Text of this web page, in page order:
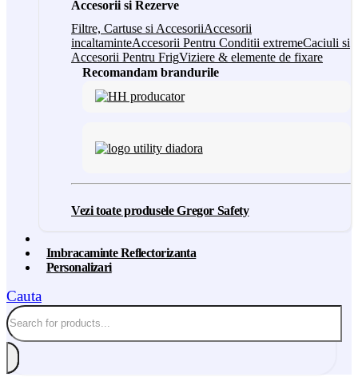
Accesorii si Rezerve
Filtre, Cartuse si AccesoriiAccesorii
incaltaminteAccesorii Pentru Conditii extremeCaciuli si
Accesorii Pentru FrigViziere & elemente de fixare
Recomandam brandurile
Vezi toate produsele Gregor Safety
Imbracaminte Reflectorizanta
Personalizari
Cauta